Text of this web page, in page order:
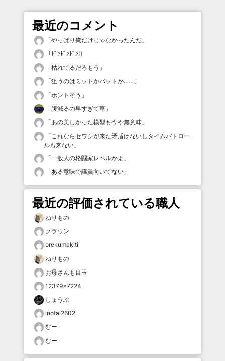
最近のコメント
「やっぱり俺だけじゃなかったんだ 」
「 ﾄﾞﾝﾄﾞﾝﾄﾞﾝ! 」
「枯れてるだろもう 」
「狙うのはミットかバットか…… 」
「ホントそう 」
「腹減るの早すぎて草 」
「あの美しかった模型も今や無意味 」
「 これならセワシが来た矛盾はないしタイムパトロー
ルも来ない 」
「一般人の格闘家レベルかよ 」
「ある意味で議員向いてない 」
最近の評価されている職人
ねりもの
クラウン
orekumakiti
ねりもの
お母さんも目玉
12379×7224
しょうぶ
inotai2602
むー
むー